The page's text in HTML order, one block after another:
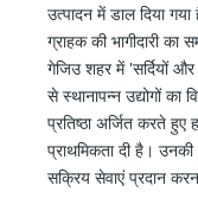
उत्पादन में डाल दिया
ग्राहक की भागीदारी का
गेजिउ शहर में 'सर्दियों
से स्थानापन्न उद्योगों
प्रतिष्ठा अर्जित करते हुए
प्राथमिकता दी है।
सक्रिय सेवाएं प्रदान